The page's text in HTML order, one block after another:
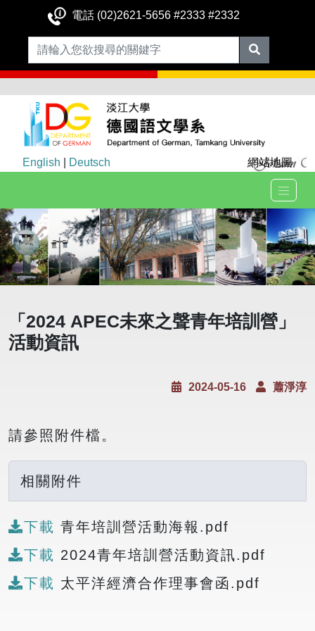
電話 (02)2621-5656 #2333 #2332
English Deutsch 網站地圖
「2024 APEC未來之聲青年培訓營」
活動資訊
2024-05-16 蕭淨淳
請參照附件檔。
相關附件
下載 青年培訓營活動海報.pdf
下載 2024青年培訓營活動資訊.pdf
下載 太平洋經濟合作理事會函.pdf